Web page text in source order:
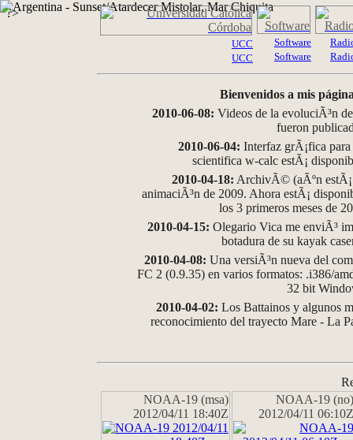
?>
UCC
UCC
Software
Software
Bienvenidos a mis
2010-06-08: Videos de la evoluciÃ³n
fueron
2010-06-04: Interfaz grÃ¡fica
scientifica w-calc estÃ¡
2010-04-18: ArchivÃ© (aÃºn
animaciÃ³n de 2009. Ahora estÃ¡
los 3 primeros meses de
2010-04-15: Olegario Vica me enviÃ³
botadura de su kayak
2010-04-08: Una versiÃ³n nueva del
FC 2 (0.9.35) en varios formatos: .i386/
32 bit
2010-04-02: Los Battainos y algunos
reconocimiento del trayecto Mare - La
NOAA-19 (msa)
2012/04/11 18:40Z
NOAA-19 (no)
2012/04/11 06:10Z